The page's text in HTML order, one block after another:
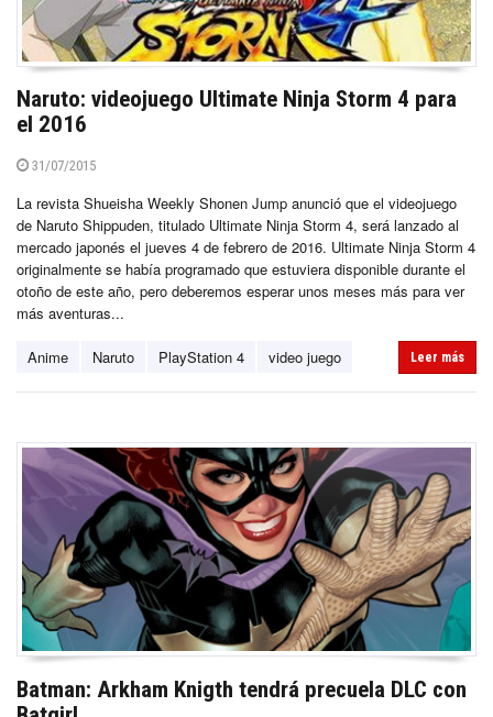
Naruto: videojuego Ultimate Ninja Storm 4 para
el 2016
31/07/2015
La revista Shueisha Weekly Shonen Jump anunció que el videojuego
de Naruto Shippuden, titulado Ultimate Ninja Storm 4, será lanzado al
mercado japonés el jueves 4 de febrero de 2016. Ultimate Ninja Storm 4
originalmente se había programado que estuviera disponible durante el
otoño de este año, pero deberemos esperar unos meses más para ver
más aventuras...
Anime Naruto PlayStation 4 video juego Leer más
Batman: Arkham Knigth tendrá precuela DLC con